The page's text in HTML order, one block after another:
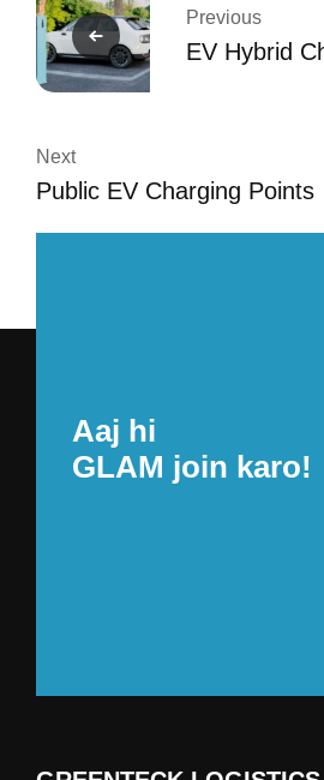
Previous
EV Hybrid
Next
Public EV Charging Points
Aaj hi
GLAM join karo!